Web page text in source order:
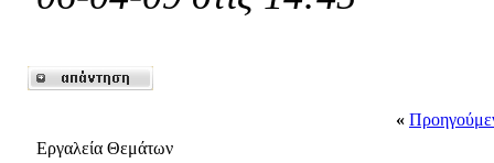
«
Εργαλεία Θεμάτων